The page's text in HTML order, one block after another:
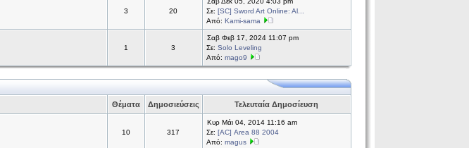
3 20
Σε: [SC] Sword Art Online: Al...
Από: Kami-sama
1 3
Σαβ Φεβ 17, 2024 11:07 pm
Σε: Solo Leveling
Από: mago9
Θέματα Δημοσιεύσεις Τελευταία Δημοσίευση
10 317
Κυρ Μάι 04, 2014 11:16 am
Σε: [AC] Area 88 2004
Από: magus